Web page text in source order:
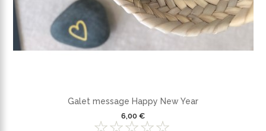
Galet message Happy New Year
6,00 €